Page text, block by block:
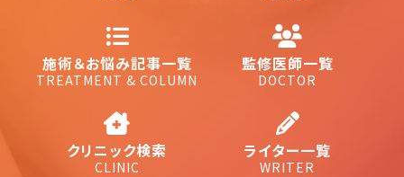
施術＆お悩み記事一覧
TREATMENT & COLUMN
監修医師一覧
DOCTOR
クリニック検索
CLINIC
ライター一覧
WRITER